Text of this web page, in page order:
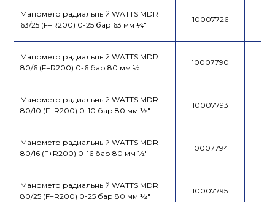
Манометр радиальный WATTS MDR
63/25 (F+R200) 0-25 бар 63 мм ¼"
10007726
Манометр радиальный WATTS MDR
80/6 (F+R200) 0-6 бар 80 мм ½"
10007790
Манометр радиальный WATTS MDR
80/10 (F+R200) 0-10 бар 80 мм ½"
10007793
Манометр радиальный WATTS MDR
80/16 (F+R200) 0-16 бар 80 мм ½"
10007794
Манометр радиальный WATTS MDR
80/25 (F+R200) 0-25 бар 80 мм ½"
10007795